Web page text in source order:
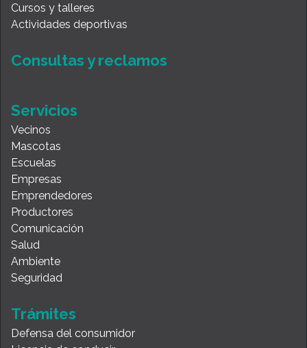
Cursos y talleres
Actividades deportivas
Consultas y reclamos
Servicios
Vecinos
Mascotas
Escuelas
Empresas
Emprendedores
Productores
Comunicación
Salud
Ambiente
Seguridad
Trámites
Defensa del consumidor